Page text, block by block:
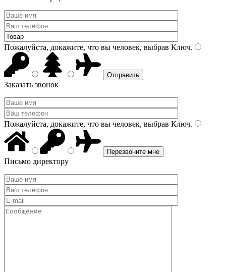
Пожалуйста, докажите, что вы человек, выбрав Ключ.
Заказать звонок
Пожалуйста, докажите, что вы человек, выбрав Ключ.
Письмо директору